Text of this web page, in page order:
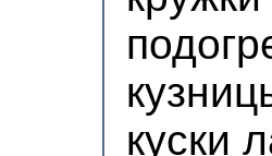
куски